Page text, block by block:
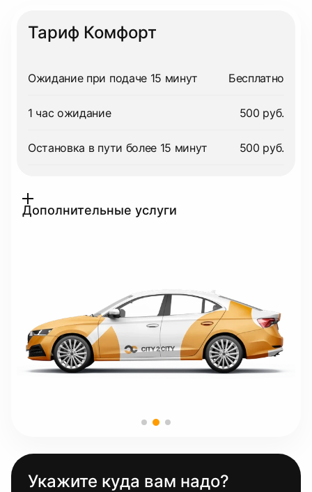
Тариф Комфорт
Ожидание при подаче 15 минут Бесплатно
1 час ожидание 500 руб.
Остановка в пути более 15 минут 500 руб.
Дополнительные услуги
Укажите куда вам надо?